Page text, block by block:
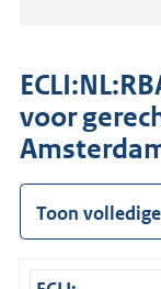
voor
Toon